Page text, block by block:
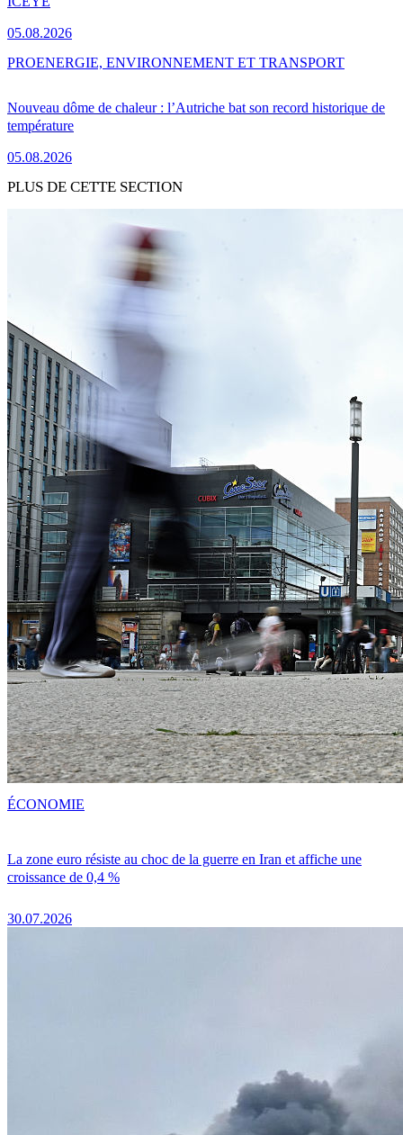
05.08.2026
Nouveau dôme de chaleur : l’Autriche bat son record historique de
température
05.08.2026
PROENERGIE, ENVIRONNEMENT ET TRANSPORT
PLUS DE CETTE SECTION
La zone euro résiste au choc de la guerre en Iran et affiche une
croissance de 0,4 %
30.07.2026
ÉCONOMIE